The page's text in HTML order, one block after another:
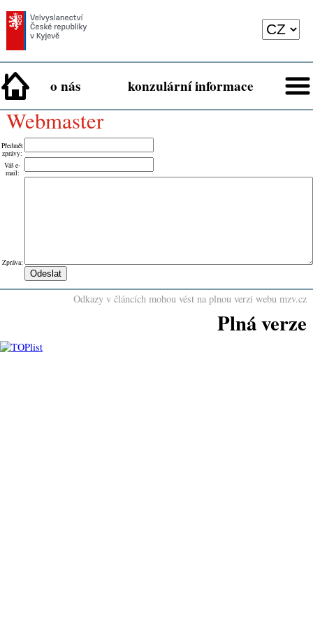
o nás konzulární informace
webmaster
Předmět
zprávy:
Váš e-
mail:
Zpráva:
Odkazy v článcích mohou vést na plnou verzi webu mzv.cz
Plná verze